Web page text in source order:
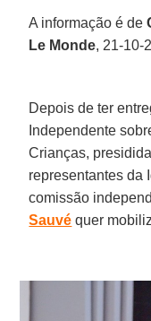
A informação é de
Le Monde, 21-10-
Depois de ter
Independente
Crianças,
representantes da
comissão
Sauvé quer